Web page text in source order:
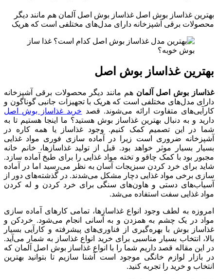
بهترین غذاساز بوش اصل غذاساز بوش اصل آلمان هم مانند دیگر
محصولات برقی آشپزخانه دارای مدل‌های مختلفی است که هریک
بهترین غذاساز بوش اصل
غذاساز بوش اصل آلمان هم مانند دیگر محصولات برقی آشپزخانه
دارای مدل‌های مختلفی است که هریک با تجهیزات جانبی گوناگون و
کارآیی‌های متفاوت ارائه می‌شوند. قصد خرید غذاساز بوش اصل
دارید و به دنبال بهترین غذاساز بوش هستید؟ ما اینجا هستیم تا به
شما در این تصمیم کمک کنیم. وجود غذاساز یا همه کاره در
آشپزخانه ضروری است زیرا در آماده سازی فوری مواد غذایی
بسیار بسیار موثر خواهد بود. قبل از تولید غذاسازها، خانم خانه
مجبور بود با کمک چاقو و تخته مواد غذایی را برای طبخ آماده سازد.
شاید برای خرد کردن سبزیجات آسان به نظر می‌رسید اما در آماده
سازی برخی مواد غذایی دچار مشکل می‌شدند. در گذشته‌های دور از
آسیاب‌های دستی و هاون‌های سنگی برای خرد کردن و له کردن
مواد غذایی سفت استفاده می‌شد.
امروزه به لطف وجود انواع غذاسازها، تمامی کارهای آماده سازی
مواد در یک چشم به همزدن و به آسانی انجام می‌شود. خردکن و
غذاساز بوش با بهره‌گیری از فناوری‌های پیشرفته و کارآیی بسیار
بالا، انتخاب بسیار مناسبی برای خرید انواع غذاساز به شمار می‌آید.
در این مقاله قصد داریم شما را با انواع غذاساز بوش اصل آلمان که
در بازار لوازم خانگی موجود است آشنا سازیم تا بتوانید بهترین
انتخاب و خرید را تجربه کنید.